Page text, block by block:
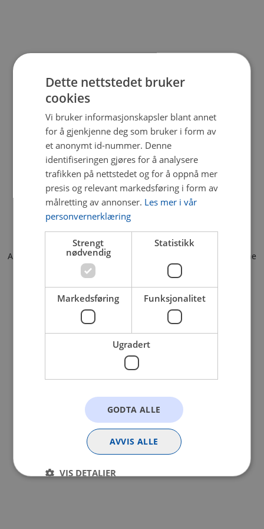
Application error: a client-side exception has occurred (see the
browser console for more information).
Dette nettstedet bruker
cookies
Vi bruker informasjonskapsler blant annet
for å gjenkjenne deg som bruker i form av
et anonymt id-nummer. Denne
identifiseringen gjøres for å analysere
trafikken på nettstedet og for å oppnå mer
presis og relevant markedsføring i form av
målretting av annonser. Les mer i vår
personvernerklæring
Strengt
nødvendig
Statistikk
Markedsføring Funksjonalitet
Ugradert
GODTA ALLE
AVVIS ALLE
VIS DETALJER